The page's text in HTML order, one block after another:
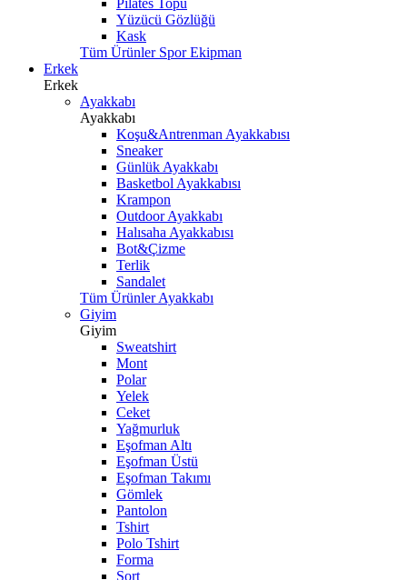
Pilates Topu
Yüzücü Gözlüğü
Kask
Tüm Ürünler Spor Ekipman
Erkek
Erkek
Ayakkabı
Ayakkabı
Koşu&Antrenman Ayakkabısı
Sneaker
Günlük Ayakkabı
Basketbol Ayakkabısı
Krampon
Outdoor Ayakkabı
Halısaha Ayakkabısı
Bot&Çizme
Terlik
Sandalet
Tüm Ürünler Ayakkabı
Giyim
Giyim
Sweatshirt
Mont
Polar
Yelek
Ceket
Yağmurluk
Eşofman Altı
Eşofman Üstü
Eşofman Takımı
Gömlek
Pantolon
Tshirt
Polo Tshirt
Forma
Şort